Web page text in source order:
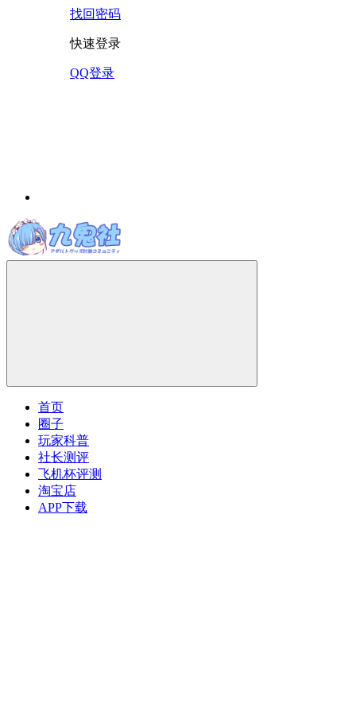
找回密码
快速登录
QQ登录
首页
圈子
玩家科普
社长测评
飞机杯评测
淘宝店
APP下载